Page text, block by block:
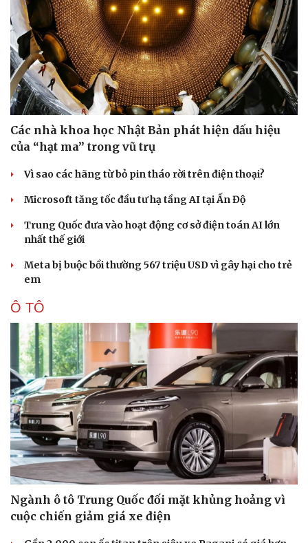
Sức khỏe
Dinh dưỡng - món ngon
Cây thuốc
Nhi khoa
Nam khoa
Đời sống
Nhà đẹp
Blog
Các nhà khoa học Nhật Bản phát hiện dấu hiệu
của “hạt ma” trong vũ trụ
Vì sao các hãng từ bỏ pin tháo rời trên điện thoại?
Microsoft tăng tốc đầu tư hạ tầng AI tại Ấn Độ
Trung Quốc đưa vào hoạt động cơ sở điện toán AI lớn
nhất thế giới
Meta bị buộc bồi thường 567 triệu USD vì gây hại cho trẻ
em
Ô TÔ
Ngành ô tô Trung Quốc đối mặt khủng hoảng vì
cuộc chiến giảm giá xe điện